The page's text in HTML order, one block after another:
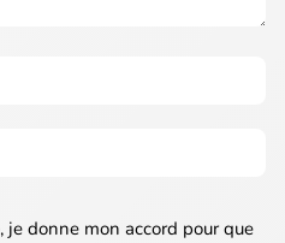
je donne mon accord pour que